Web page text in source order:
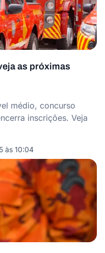
as próximas
médio, concurso
inscrições. Veja
às 10:04